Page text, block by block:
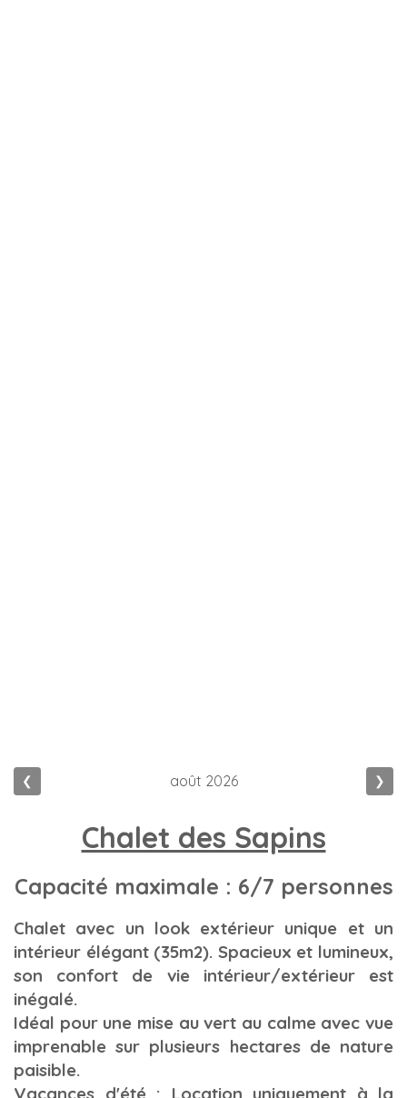
❮ août 2026 ❯
Chalet des Sapins
Capacité maximale : 6/7 personnes
Chalet avec un look extérieur unique et un
intérieur élégant (35m2). Spacieux et lumineux,
son confort de vie intérieur/extérieur est
inégalé.
Idéal pour une mise au vert au calme avec vue
imprenable sur plusieurs hectares de nature
paisible.
Vacances d'été : Location uniquement à la